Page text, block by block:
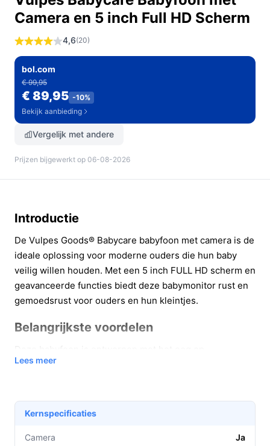
Camera en 5 inch Full HD Scherm
4,6(20)
bol.com
€ 99,95
€ 89,95 -10%
Bekijk aanbieding
Vergelijk met andere
Prijzen bijgewerkt op 06-08-2026
Introductie
De Vulpes Goods® Babycare babyfoon met camera is de
ideale oplossing voor moderne ouders die hun baby
veilig willen houden. Met een 5 inch FULL HD scherm en
geavanceerde functies biedt deze babymonitor rust en
gemoedsrust voor ouders en hun kleintjes.
Belangrijkste voordelen
gebruiksgemak en functionaliteit. Hier zijn enkele
Uitstekende beeldkwaliteit:Met het 5 inch HD
LCD IPS kleurenscherm ervaar je haarscherpe
beelden. Dit zorgt ervoor dat je altijd een duidelijk
Lees meer
Kernspecificaties
Camera Ja